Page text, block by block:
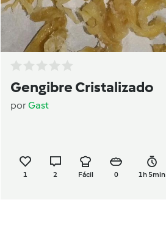
Gengibre Cristalizado
porGast
1 2 Fácil 0 1h 5min